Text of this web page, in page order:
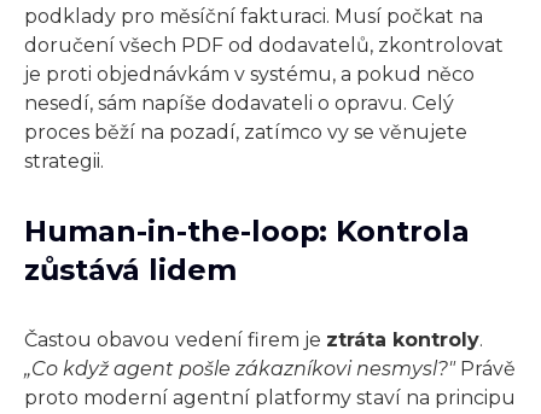
podklady pro měsíční fakturaci. Musí počkat na
doručení všech PDF od dodavatelů, zkontrolovat
je proti objednávkám v systému, a pokud něco
nesedí, sám napíše dodavateli o opravu. Celý
proces běží na pozadí, zatímco vy se věnujete
strategii.
Human-in-the-loop: Kontrola
zůstává lidem
Častou obavou vedení firem je ztráta kontroly.
„Co když agent pošle zákazníkovi nesmysl?"Právě
proto moderní agentní platformy staví na principu